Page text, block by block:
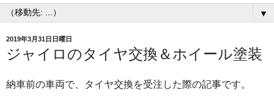
▼
2019年3月31日日曜日
ジャイロのタイヤ交換＆ホイール塗装
納車前の車両で、タイヤ交換を受注した際の記事です。